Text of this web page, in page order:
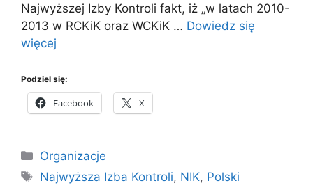
Najwyższej Izby Kontroli fakt, iż „w latach 2010-
2013 w RCKiK oraz WCKiK … Dowiedz się
więcej
Podziel się:
Facebook X
Kategorie
Organizacje
Tagi
Najwyższa Izba Kontroli, NIK, Polski